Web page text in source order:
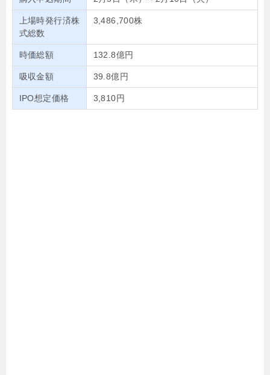
上場時発行済株
式総数
3,486,700株
時価総額 132.8億円
吸収金額 39.8億円
IPO想定価格 3,810円